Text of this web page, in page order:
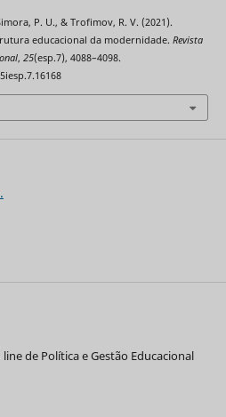
P. U., & Trofimov, R. V. (2021).
educacional da modernidade. Revista
, 25(esp.7), 4088–4098.
de Política e Gestão Educacional